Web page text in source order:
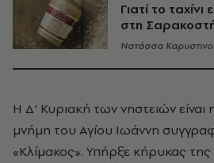
Γιατί το
στη
Νατάσσα
Η Δ' Κυριακή των νηστειών είναι
μνήμη του Αγίου Ιωάννη
«Κλίμακος». Υπήρξε κήρυκας της